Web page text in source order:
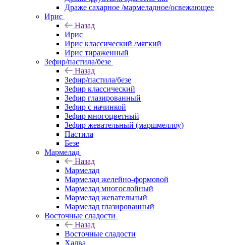
Драже сахарное /мармеладное/освежающее
Ирис
Назад
Ирис
Ирис классический /мягкий
Ирис тираженный
Зефир/пастила/безе
Назад
Зефир/пастила/безе
Зефир классический
Зефир глазированный
Зефир с начинкой
Зефир многоцветный
Зефир жевательный (маршмеллоу)
Пастила
Безе
Мармелад
Назад
Мармелад
Мармелад желейно-формовой
Мармелад многослойный
Мармелад жевательный
Мармелад глазированный
Восточные сладости
Назад
Восточные сладости
Халва